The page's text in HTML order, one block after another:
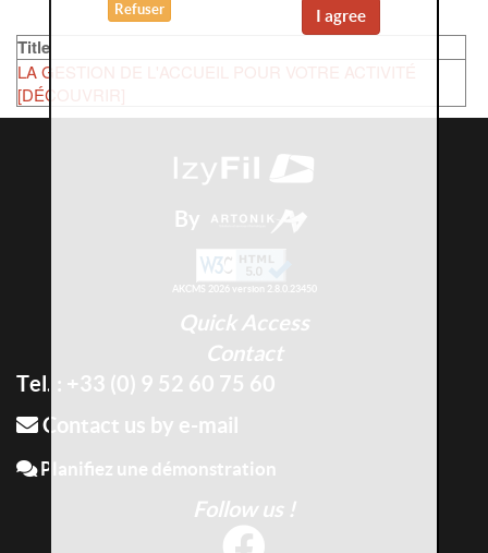
Title
LA GESTION DE L'ACCUEIL POUR VOTRE ACTIVITÉ
[DÉCOUVRIR]
By
AKCMS 2026 version 2.8.0.23450
Quick Access
Contact
Tel. : +33 (0) 9 52 60 75 60
Contact us by e-mail
Planifiez une démonstration
Follow us !
I agree
Refuser